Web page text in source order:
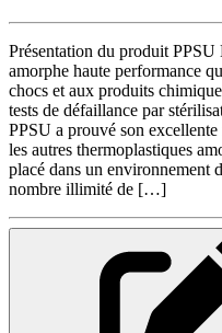
Présentation du produit
amorphe haute performance
chocs et aux produits
tests de défaillance par
PPSU a prouvé son excellente
les autres thermoplastiques
placé dans un environnement
nombre illimité de […]